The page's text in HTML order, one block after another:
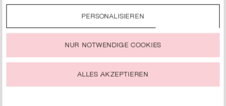
ÄHNLICHE
Durch einen Klick auf das Auswahlfeld „Alle akzeptieren“
stimmst Du der Verwendung aller Cookies zu, die unter
jeder Zeit ändern oder widerrufen.
PERSONALISIEREN
NUR NOTWENDIGE COOKIES
ALLES AKZEPTIEREN